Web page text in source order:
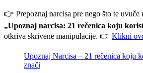
👉 Prepoznaj narcisa pre nego što te
„Upoznaj narcisa: 21 rečenica koju
otkriva skrivene manipulacije. 👉 Klikni
Upoznaj Narcisa – 21 rečenica koju
znači